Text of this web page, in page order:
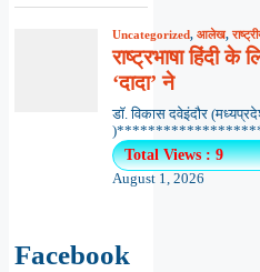
Uncategorized, आलेख,
राष्ट्रभाषा हिंदी के
‘दादा’ ने
डॉ. विकास दवेइंदौर
Total Views : 9
August 1, 2026
Facebook